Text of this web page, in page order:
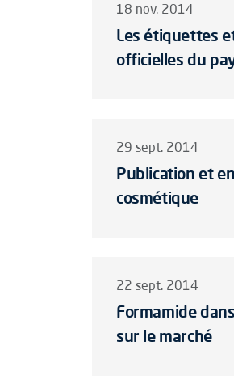
18 nov. 2014
Les étiquettes
officielles du
29 sept. 2014
Publication et
cosmétique
22 sept. 2014
Formamide
sur le marché